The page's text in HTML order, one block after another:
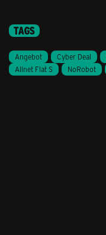
TAGS
Angebot Cyber Deal
Allnet Flat S
NoRobot